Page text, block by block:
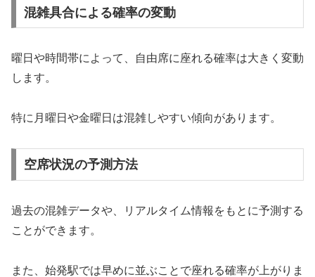
混雑具合による確率の変動
曜日や時間帯によって、自由席に座れる確率は大きく変動
します。
特に月曜日や金曜日は混雑しやすい傾向があります。
空席状況の予測方法
過去の混雑データや、リアルタイム情報をもとに予測する
ことができます。
また、始発駅では早めに並ぶことで座れる確率が上がりま